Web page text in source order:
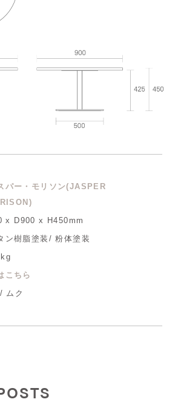
パー・モリソン(JASPER
x D900 x H450mm
ン樹脂塗装/ 粉体塗装
こちら
ムク